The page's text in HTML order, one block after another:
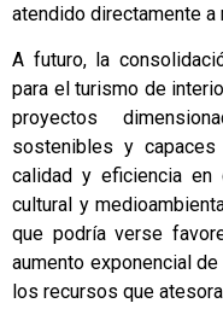
atendido directamente a
A futuro, la
para el turismo de
proyectos
sostenibles y
calidad y eficiencia en
cultural y
que podría verse
aumento exponencial
los recursos que